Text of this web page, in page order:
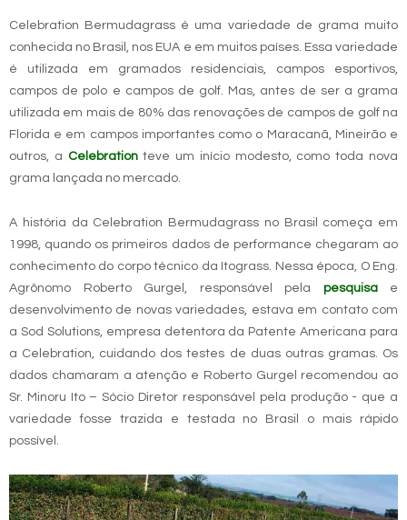
Celebration Bermudagrass é uma variedade de grama muito
conhecida no Brasil, nos EUA e em muitos países. Essa variedade
é utilizada em gramados residenciais, campos esportivos,
campos de polo e campos de golf. Mas, antes de ser a grama
utilizada em mais de 80% das renovações de campos de golf na
Florida e em campos importantes como o Maracanã, Mineirão e
outros, a Celebrationteve um início modesto, como toda nova
grama lançada no mercado.
A história da Celebration Bermudagrass no Brasil começa em
1998, quando os primeiros dados de performance chegaram ao
conhecimento do corpo técnico da Itograss. Nessa época, O Eng.
Agrônomo Roberto Gurgel, responsável pela pesquisae
desenvolvimento de novas variedades, estava em contato com
a Sod Solutions, empresa detentora da Patente Americana para
a Celebration, cuidando dos testes de duas outras gramas. Os
dados chamaram a atenção e Roberto Gurgel recomendou ao
Sr. Minoru Ito – Sócio Diretor responsável pela produção - que a
variedade fosse trazida e testada no Brasil o mais rápido
possível.